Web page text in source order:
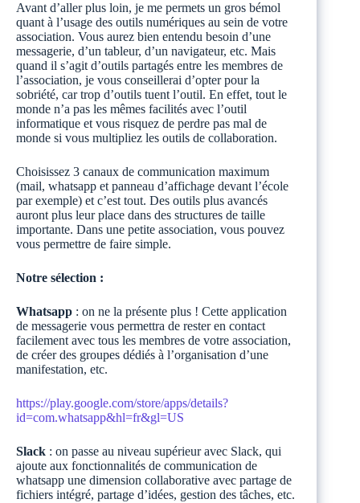
Avant d’aller plus loin, je me permets un gros bémol
quant à l’usage des outils numériques au sein de votre
association. Vous aurez bien entendu besoin d’une
messagerie, d’un tableur, d’un navigateur, etc. Mais
quand il s’agit d’outils partagés entre les membres de
l’association, je vous conseillerai d’opter pour la
sobriété, car trop d’outils tuent l’outil. En effet, tout le
monde n’a pas les mêmes facilités avec l’outil
informatique et vous risquez de perdre pas mal de
monde si vous multipliez les outils de collaboration.
Choisissez 3 canaux de communication maximum
(mail, whatsapp et panneau d’affichage devant l’école
par exemple) et c’est tout. Des outils plus avancés
auront plus leur place dans des structures de taille
importante. Dans une petite association, vous pouvez
vous permettre de faire simple.
Notre sélection :
Whatsapp : on ne la présente plus ! Cette application
de messagerie vous permettra de rester en contact
facilement avec tous les membres de votre association,
de créer des groupes dédiés à l’organisation d’une
manifestation, etc.
https://play.google.com/store/apps/details?
id=com.whatsapp&hl=fr&gl=US
Slack : on passe au niveau supérieur avec Slack, qui
ajoute aux fonctionnalités de communication de
whatsapp une dimension collaborative avec partage de
fichiers intégré, partage d’idées, gestion des tâches, etc.